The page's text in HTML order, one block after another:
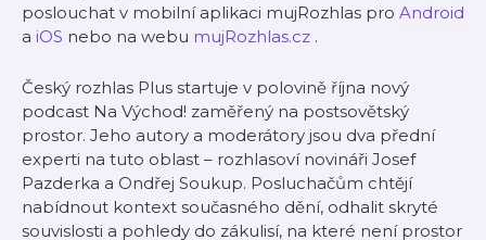
poslouchat v mobilní aplikaci mujRozhlas pro Android
a iOS nebo na webu mujRozhlas.cz .
Český rozhlas Plus startuje v polovině října nový
podcast Na Východ! zaměřený na postsovětský
prostor. Jeho autory a moderátory jsou dva přední
experti na tuto oblast – rozhlasoví novináři Josef
Pazderka a Ondřej Soukup. Posluchačům chtějí
nabídnout kontext současného dění, odhalit skryté
souvislosti a pohledy do zákulisí, na které není prostor